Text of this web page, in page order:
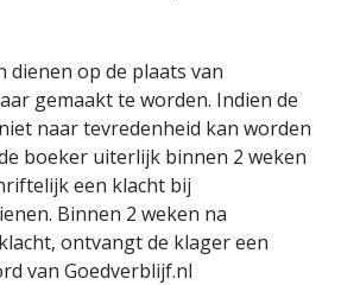
dienen op de plaats van
gemaakt te worden. Indien de
naar tevredenheid kan worden
boeker uiterlijk binnen 2 weken
een klacht bij
Binnen 2 weken na
ontvangt de klager een
van Goedverblijf.nl